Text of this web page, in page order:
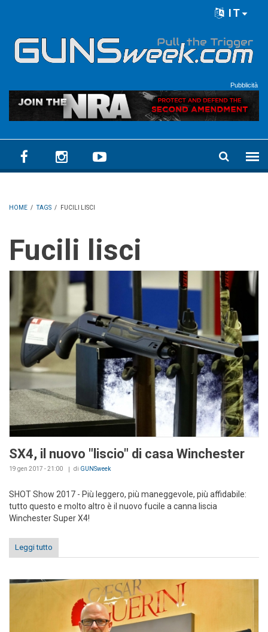
IT
Pubblicità
HOME / TAGS / FUCILI LISCI
Fucili lisci
SX4, il nuovo "liscio" di casa Winchester
19 gen 2017 - 21:00 di GUNSweek
SHOT Show 2017 - Più leggero, più maneggevole, più affidabile:
tutto questo e molto altro è il nuovo fucile a canna liscia
Winchester Super X4!
Leggi tutto